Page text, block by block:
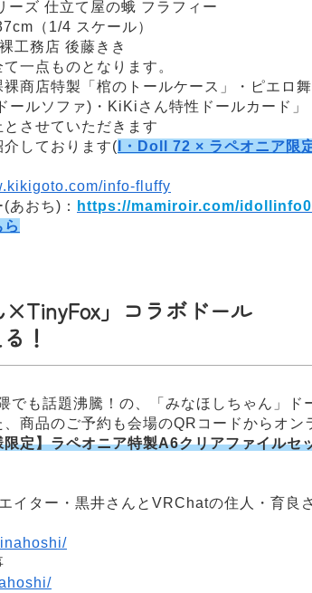
ズ 仕立て屋の蛾 フラフィー
（1/4 スケール）
工務店 後藤きき
一点ものとなります。
裸商店特製「棺のトールケース」・ピエロ
ールソファ)・KiKiさん特性ドールカード」
させていただきます
しております( I・Doll 72 × ラペオニア限
info-fluffy
あおち)：
https://mamiroir.com/
」コラボドール
！
でも話題沸騰！の、「みなほしちゃん」ド
商品のご予約も会場のQRコードからオン
定】ラペオニア特製A6クリアファイルセ
イター・黒井さんとVRChatの住人・育良